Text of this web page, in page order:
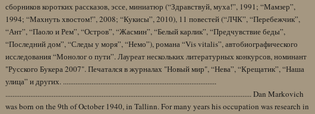
сборников коротких рассказов, эссе, миниатюр (“Здравствуй, муха!”, 1991; “Мамзер”,
1994; “Махнуть хвостом!”, 2008; “Кукисы”, 2010), 11 повестей (“ЛЧК”, “Перебежчик”,
“Ант”, “Паоло и Рем”, “Остров”, “Жасмин”, “Белый карлик”, “Предчувствие беды”,
“Последний дом”, “Следы у моря”, “Немо”), романа “Vis vitalis”, автобиографического
исследования “Монолог о пути”. Лауреат нескольких литературных конкурсов, номинант
"Русского Букера 2007". Печатался в журналах "Новый мир", “Нева”, “Крещатик”, “Наша
улица” и других. ......................................................................................
.......................................................................................................................................... Dan Markovich
was born on the 9th of October 1940, in Tallinn. For many years his occupation was research in